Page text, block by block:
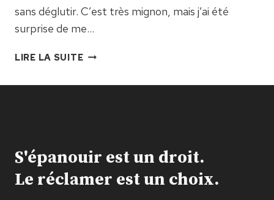
sans déglutir. C’est très mignon, mais j’ai été
surprise de me…
LIRE LA SUITE2.
JE
S'épanouir est un droit.
Le réclamer est un choix.